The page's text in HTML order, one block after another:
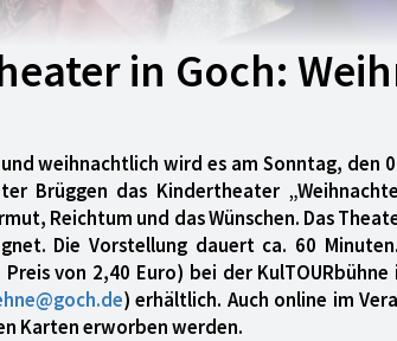
in Goch:
weihnachtlich wird es am Sonntag, den
Brüggen das Kindertheater
Reichtum und das Wünschen. Das
Die Vorstellung dauert ca. 60
Preis von 2,40 Euro) bei der
) erhältlich. Auch online im
Karten erworben werden.